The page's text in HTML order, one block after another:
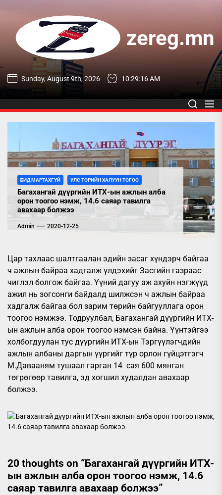
content
zereg.mn
zereg.mn
Sunday, August 9th, 2026 10:29:17 AM
БИД МАРТАХГҮЙ УЛС ТӨРИЙН ХАЛУУН ТОГОО
Багахангай дүүргийн ИТХ-ын ажлын алба
орон тоогоо нэмж, 14.6 саяар тавилга
авахаар болжээ
Admin 2020-12-25
Цар тахлаас шалтгаалан эдийн засаг хүндэрч байгаа
ч ажлын байраа хадгалж үлдэхийг Засгийн газраас
чиглэл болгож байгаа. Үүний дагуу аж ахуйн нэгжүүд
ажил нь зогсонги байдалд шилжсэн ч ажлын байраа
хадгалж байгаа бол зарим төрийн байгууллага орон
тоогоо нэмжээ. Тодруулбал, Багахангай дүүргийн ИТХ-
ын ажлын алба орон тоогоо нэмсэн байна. Үүнтэйгээ
холбогдуулан тус дүүргийн ИТХ-ын Тэргүүлэгчдийн
ажлын албаны даргын үүргийг түр орлон гүйцэтгэгч
М.Давааням тушаал гарган 14 сая 600 мянган
төгрөгөөр тавилга, эд хогшил худалдан авахаар
болжээ.
20 thoughts on “Багахангай дүүргийн ИТХ-
ын ажлын алба орон тоогоо нэмж, 14.6
саяар тавилга авахаар болжээ”